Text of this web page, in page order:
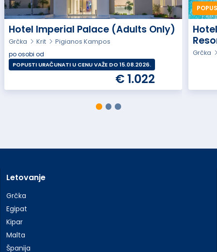
Hotel Imperial Palace (Adults Only)
Grčka Krit
Pigianos Kampos
po osobi od
POPUSTI URAČUNATI U CENU VAŽE DO 15.08.2026.
€ 1.022
Grčka
Letovanje
Grčka
Egipat
Kipar
Malta
Španija